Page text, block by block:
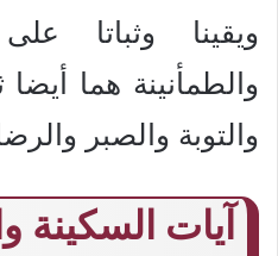
ويقينا وثباتا
والطمأنينة هما أيضا
والتوبة والصبر
آيات السكينة